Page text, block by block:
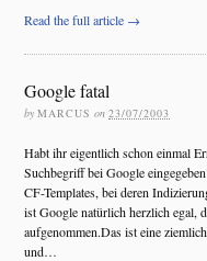
Read the full article →
Google fatal
by MARCUS on 23/07/2003
Habt ihr eigentlich schon einmal
Suchbegriff bei Google
CF-Templates, bei deren
ist Google natürlich herzlich egal,
aufgenommen.Das ist eine
und…